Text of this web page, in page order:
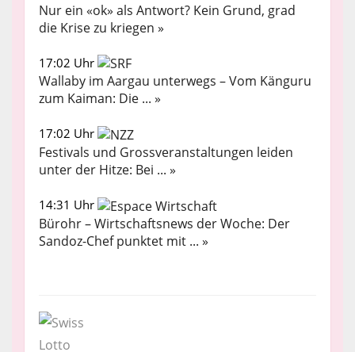
Nur ein «ok» als Antwort? Kein Grund, grad
die Krise zu kriegen »
17:02 Uhr
Wallaby im Aargau unterwegs – Vom Känguru
zum Kaiman: Die ... »
17:02 Uhr
Festivals und Grossveranstaltungen leiden
unter der Hitze: Bei ... »
14:31 Uhr
Bürohr – Wirtschaftsnews der Woche: Der
Sandoz-Chef punktet mit ... »